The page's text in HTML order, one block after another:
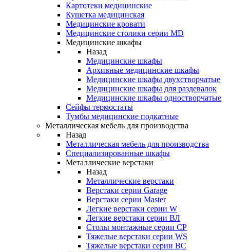
Картотеки медицинские
Кушетка медицинская
Медицинские кровати
Медицинские столики серии MD
Медицинские шкафы
Назад
Медицинские шкафы
Архивные медицинские шкафы
Медицинские шкафы двухстворчатые
Медицинские шкафы для раздевалок
Медицинские шкафы одностворчатые
Сейфы термостаты
Тумбы медицинские подкатные
Металлическая мебель для производства
Назад
Металлическая мебель для производства
Cпециализированные шкафы
Металлические верстаки
Назад
Металлические верстаки
Верстаки серии Garage
Верстаки серии Master
Легкие верстаки серии W
Легкие верстаки серии ВЛ
Столы монтажные серии СР
Тяжелые верстаки серии WS
Тяжелые верстаки серии ВС